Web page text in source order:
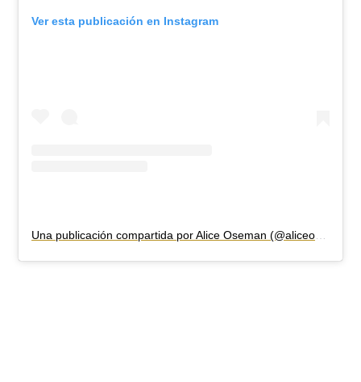
Ver esta publicación en Instagram
Una publicación compartida por Alice Oseman (@aliceoseman)